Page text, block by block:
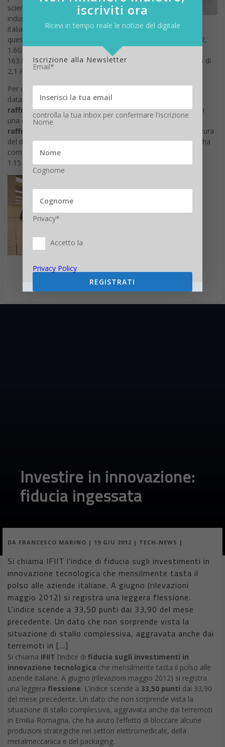
scientifica e
industriale
italiana ed europea. Un grande debutto, fra i primi 10, per
questo
composto da 10.240 sockets PowerA2,
1.6GHz di frequenza, ciascuno con 16 core, per un totale di
163.840 computing core e una peak performance di sistema di
2,1 PFlops.
Per ospitare il sistema FERMI, particolare attenzione è stata
data alla
progettazione della infrastruttura di
raffreddamentodel data center del CINECA, realizzata con
una combinazione diraffreddamento a liquido e
raffreddamento ad aria
. La combinazione della infrastruttura
del data center con l’alto livello dei Flops per Watt del BG/Q ha
come risultato un PUE estremamente efficace, nell’ordine di
1.15.
Investire in innovazione:
fiducia ingessata
DA FRANCESCO MARINO | 19 GIU 2012 | TECH-NEWS |
Si chiama IFIIT l’indice di fiducia sugli investimenti in
innovazione tecnologica che mensilmente tasta il
polso alle aziende italiane. A giugno (rilevazioni
maggio 2012) si registra una leggera flessione.
L’indice scende a 33,50 punti dai 33,90 del mese
precedente. Un dato che non sorprende vista la
situazione di stallo complessiva, aggravata anche dai
terremoti in […]
Si chiama IFIIT l’indice di fiducia sugli investimenti in
innovazione tecnologica che mensilmente tasta il polso alle
aziende italiane. A giugno (rilevazioni maggio 2012) si registra
una leggera flessione. L’indice scende a 33,50 punti dai 33,90
del mese precedente. Un dato che non sorprende vista la
situazione di stallo complessiva, aggravata anche dai terremoti
in Emilia-Romagna, che ha avuto l’effetto di bloccare alcune
produzioni strategiche nei settori elettromedicale, della
metalmeccanica e del packaging.
iscriviti ora
Ricevi in tempo reale le notizie del digitale
Iscrizione alla Newsletter
Email*
controlla la tua inbox per confermare l'iscrizione
Nome
Cognome
Privacy*
Accetto la
Privacy Policy
REGISTRATI